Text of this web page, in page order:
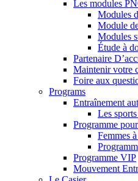
Les modules
Modules
Module
Modules
Étude à
Partenaire
Maintenir votre
Foire aux
Programs
Entraînement
Les
Programme
Femmes
Programme VIP
Mouvement